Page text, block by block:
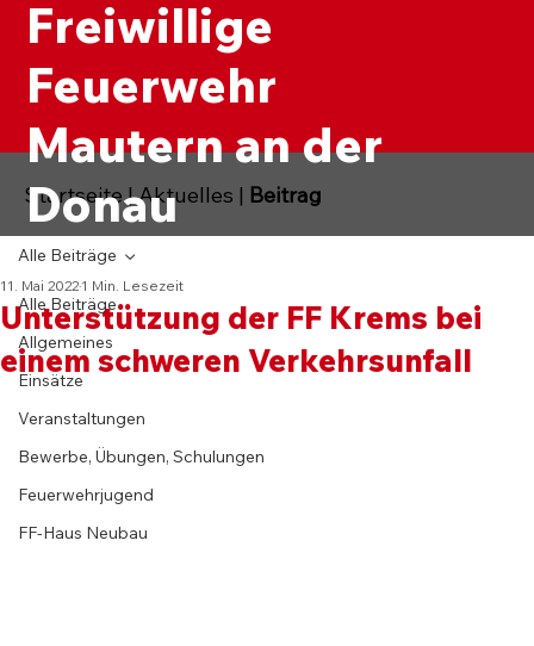
Freiwillige
Feuerwehr
Mautern an der
Donau
Alle Beiträge
Allgemeines
Einsätze
Veranstaltungen
Bewerbe, Übungen, Schulungen
Feuerwehrjugend
FF-Haus Neubau
Alle Beiträge
Unterstützung der FF Krems bei
einem schweren Verkehrsunfall
11. Mai 2022 1 Min. Lesezeit
Startseite|Aktuelles | Beitrag